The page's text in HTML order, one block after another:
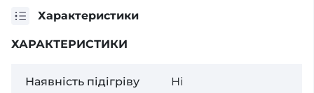
Характеристики
ХАРАКТЕРИСТИКИ
Наявність підігріву Ні